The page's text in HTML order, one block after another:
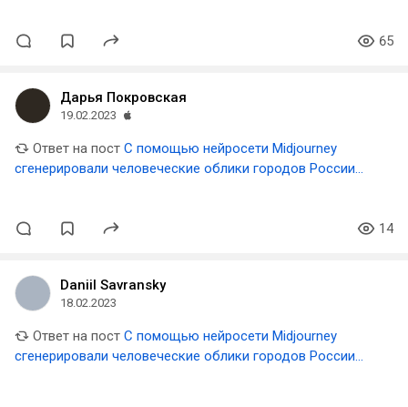
65
Дарья Покровская
19.02.2023
Ответ на пост С помощью нейросети Midjourney
сгенерировали человеческие облики городов России
14
Daniil Savransky
18.02.2023
Ответ на пост С помощью нейросети Midjourney
сгенерировали человеческие облики городов России